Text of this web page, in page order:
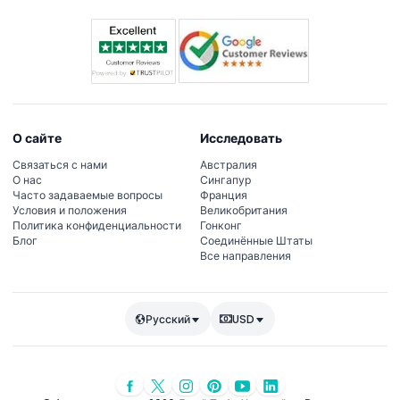
О сайте
Связаться с нами
О нас
Часто задаваемые вопросы
Условия и положения
Политика конфиденциальности
Блог
Исследовать
Австралия
Сингапур
Франция
Великобритания
Гонконг
Соединённые Штаты
Все направления
Русский USD